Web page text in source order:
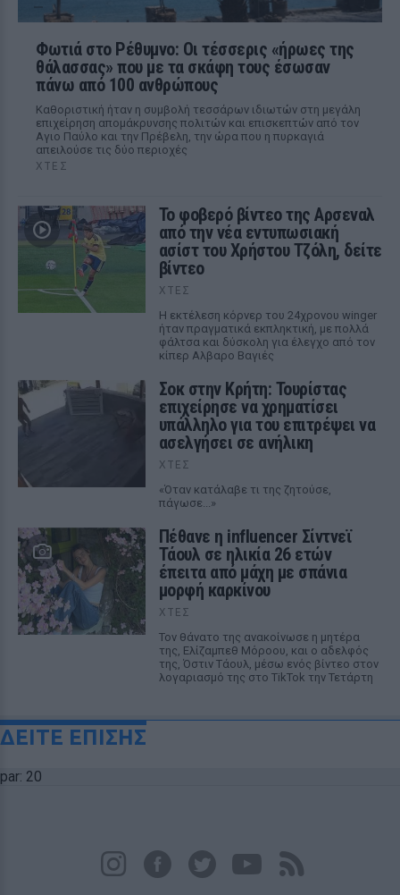
Φωτιά στο Ρέθυμνο: Οι τέσσερις «ήρωες της
θάλασσας» που με τα σκάφη τους έσωσαν
πάνω από 100 ανθρώπους
Καθοριστική ήταν η συμβολή τεσσάρων ιδιωτών στη μεγάλη
επιχείρηση απομάκρυνσης πολιτών και επισκεπτών από τον
Αγιο Παύλο και την Πρέβελη, την ώρα που η πυρκαγιά
απειλούσε τις δύο περιοχές
ΧΤΕΣ
Το φοβερό βίντεο της Αρσεναλ
από την νέα εντυπωσιακή
ασίστ του Χρήστου Τζόλη, δείτε
βίντεο
ΧΤΕΣ
Η εκτέλεση κόρνερ του 24χρονου winger
ήταν πραγματικά εκπληκτική, με πολλά
φάλτσα και δύσκολη για έλεγχο από τον
κίπερ Αλβαρο Βαγιές
Σοκ στην Κρήτη: Τουρίστας
επιχείρησε να χρηματίσει
υπάλληλο για του επιτρέψει να
ασελγήσει σε ανήλικη
ΧΤΕΣ
«Όταν κατάλαβε τι της ζητούσε,
πάγωσε...»
Πέθανε η influencer Σίντνεϊ
Τάουλ σε ηλικία 26 ετών
έπειτα από μάχη με σπάνια
μορφή καρκίνου
ΧΤΕΣ
Τον θάνατο της ανακοίνωσε η μητέρα
της, Ελίζαμπεθ Μόροου, και ο αδελφός
της, Όστιν Τάουλ, μέσω ενός βίντεο στον
λογαριασμό της στο TikTok την Τετάρτη
ΔΕΙΤΕ ΕΠΙΣΗΣ
par: 20